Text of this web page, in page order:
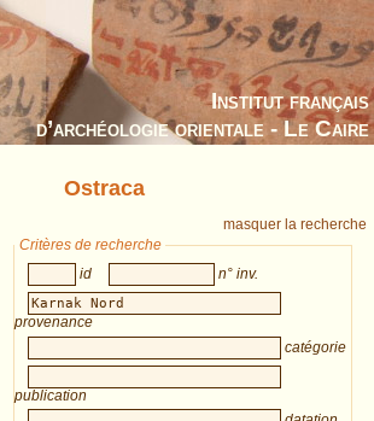
Institut français
d’archéologie orientale - Le Caire
Ostraca
masquer la recherche
Critères de recherche
id
n° inv.
provenance
catégorie
publication